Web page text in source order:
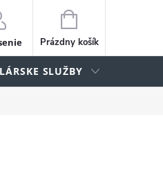
NÁKUPNÝ
KOŠÍK
Prázdny košík
SLUŽBY